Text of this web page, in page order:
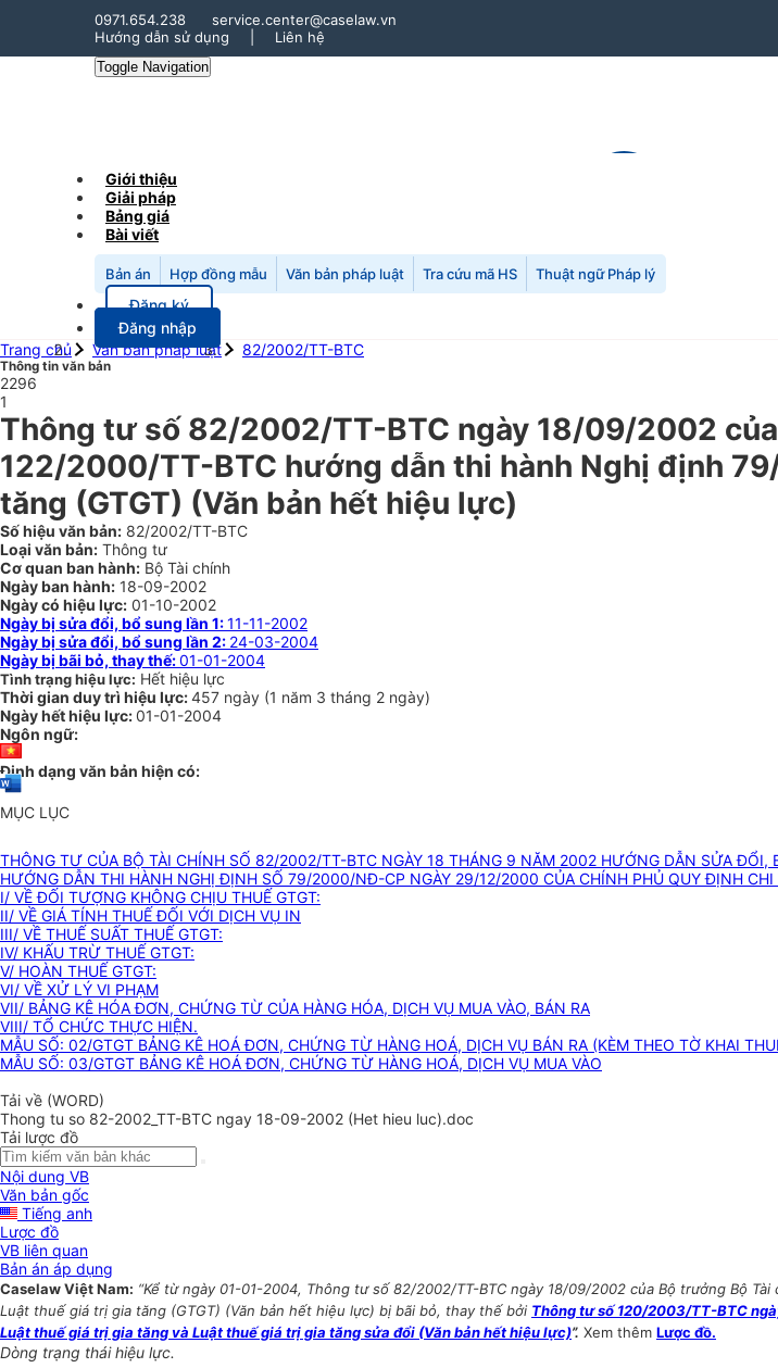
0971.654.238
service.center@caselaw.vn
Hướng dẫn sử dụng
Liên hệ
Toggle Navigation
Giới thiệu
Giải pháp
Bảng giá
Bài viết
Bản án Hợp đồng mẫu Văn bản pháp luật Tra cứu mã HS Thuật ngữ Pháp lý
Đăng ký
Đăng nhập
Trang chủ
Văn bản pháp luật 82/2002/TT-BTC
Thông tin văn bản
2296
1
Thông tư số 82/2002/TT-BTC ngày 18/09/2002
122/2000/TT-BTC hướng dẫn thi hành Nghị định
tăng (GTGT) (Văn bản hết hiệu lực)
Số hiệu văn bản: 82/2002/TT-BTC
Loại văn bản: Thông tư
Cơ quan ban hành: Bộ Tài chính
Ngày ban hành: 18-09-2002
Ngày có hiệu lực: 01-10-2002
Ngày bị sửa đổi, bổ sung lần 1:11-11-2002
Ngày bị sửa đổi, bổ sung lần 2: 24-03-2004
Ngày bị bãi bỏ, thay thế:01-01-2004
Tình trạng hiệu lực: Hết hiệu lực
Thời gian duy trì hiệu lực:457 ngày (1 năm 3 tháng 2 ngày)
Ngày hết hiệu lực:01-01-2004
Ngôn ngữ:
Định dạng văn bản hiện có:
MỤC LỤC
THÔNG TƯ CỦA BỘ TÀI CHÍNH SỐ 82/2002/TT-BTC NGÀY 18 THÁNG 9 NĂM 2002 HƯỚNG DẪN SỬA
HƯỚNG DẪN THI HÀNH NGHỊ ĐỊNH SỐ 79/2000/NĐ-CP NGÀY 29/12/2000 CỦA CHÍNH PHỦ QUY ĐỊNH CHI
I/ VỀ ĐỐI TƯỢNG KHÔNG CHỊU THUẾ GTGT:
II/ VỀ GIÁ TÍNH THUẾ ĐỐI VỚI DỊCH VỤ IN
III/ VỀ THUẾ SUẤT THUẾ GTGT:
IV/ KHẤU TRỪ THUẾ GTGT:
V/ HOÀN THUẾ GTGT:
VI/ VỀ XỬ LÝ VI PHẠM
VII/ BẢNG KÊ HÓA ĐƠN, CHỨNG TỪ CỦA HÀNG HÓA, DỊCH VỤ MUA VÀO, BÁN RA
VIII/ TỔ CHỨC THỰC HIỆN.
MẪU SỐ: 02/GTGT BẢNG KÊ HOÁ ĐƠN, CHỨNG TỪ HÀNG HOÁ, DỊCH VỤ BÁN RA (KÈM THEO TỜ KHAI
MẪU SỐ: 03/GTGT BẢNG KÊ HOÁ ĐƠN, CHỨNG TỪ HÀNG HOÁ, DỊCH VỤ MUA VÀO
Tải về (WORD)
Thong tu so 82-2002_TT-BTC ngay 18-09-2002 (Het hieu luc).doc
Tải lược đồ
Nội dung VB
Văn bản gốc
Tiếng anh
Lược đồ
VB liên quan
Bản án áp dụng
Caselaw Việt Nam: “Kể từ ngày 01-01-2004, Thông tư số 82/2002/TT-BTC ngày 18/09/2002 của Bộ trưởng Bộ
Luật thuế giá trị gia tăng (GTGT) (Văn bản hết hiệu lực) bị bãi bỏ, thay thế bởi Thông tư số 120/2003/TT-BTC
Luật thuế giá trị gia tăng và Luật thuế giá trị gia tăng sửa đổi (Văn bản hết hiệu lực)”. Xem thêm Lược đồ.
Dòng trạng thái hiệu lực.